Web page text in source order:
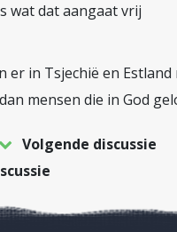
wat dat aangaat vrij
er in Tsjechië en Estland
mensen die in God
Volgende discussie